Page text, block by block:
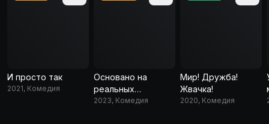
И просто так
2021, Комедия
Основано на
реальных
событиях
2023, Комедия
Мир! Дружба!
Жвачка!
2020, Комедия